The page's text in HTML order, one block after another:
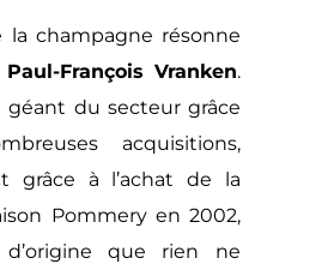
la champagne résonne
Paul-François Vranken.
géant du secteur grâce
acquisitions,
grâce à l’achat de la
Pommery en 2002,
que rien ne